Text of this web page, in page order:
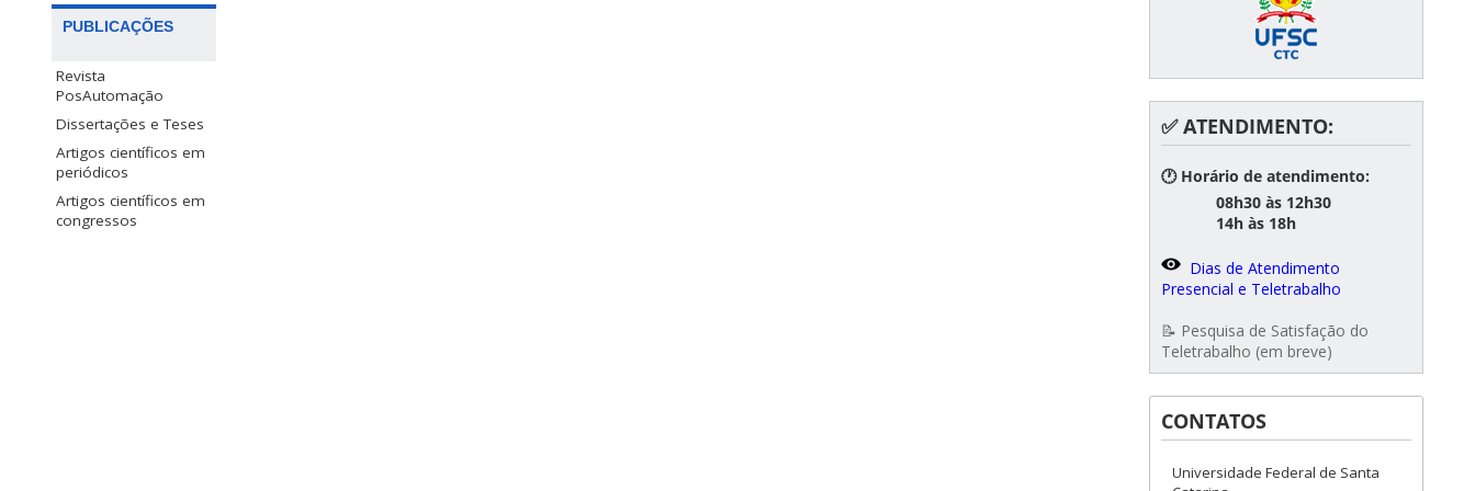
PUBLICAÇÕES
Revista
PosAutomação
Dissertações e Teses
Artigos científicos em
periódicos
Artigos científicos em
congressos
✅ ATENDIMENTO:
🕐 Horário de atendimento:
08h30 às 12h30
14h às 18h
Dias de Atendimento
Presencial e Teletrabalho
📝 Pesquisa de Satisfação do
Teletrabalho (em breve)
CONTATOS
Universidade Federal de Santa